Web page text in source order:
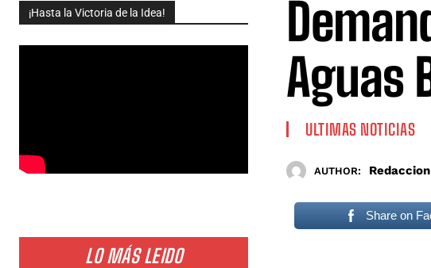
¡Hasta la Victoria de la Idea!
LO MÁS LEIDO
Aguas
ULTIMAS NOTICIAS
AUTHOR:
Share on